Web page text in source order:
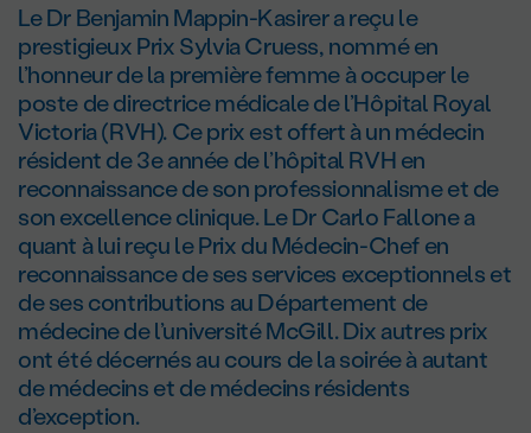
Le DrBenjamin Mappin-Kasirer a reçu le
prestigieux Prix Sylvia Cruess, nommé en
l’honneur de la première femme à occuper le
poste de directrice médicale de l’Hôpital Royal
Victoria (RVH). Ce prix est offert à un médecin
résident de 3eannée de l’hôpital RVH en
reconnaissance de son professionnalisme et de
son excellence clinique. Le DrCarlo Fallone a
quant à lui reçu le Prix du Médecin-Chef en
reconnaissance de ses services exceptionnels et
de ses contributions au Département de
médecine de l’université McGill. Dix autres prix
ont été décernés au cours de la soirée à autant
de médecins et de médecins résidents
d’exception.